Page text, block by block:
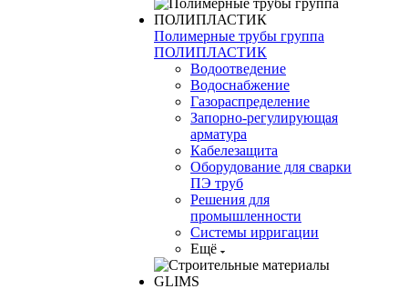
Полимерные трубы группа
ПОЛИПЛАСТИК
Водоотведение
Водоснабжение
Газораспределение
Запорно-регулирующая
арматура
Кабелезащита
Оборудование для сварки
ПЭ труб
Решения для
промышленности
Системы ирригации
Ещё